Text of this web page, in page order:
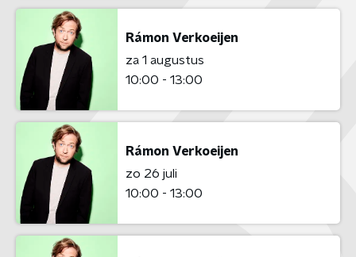
Rámon Verkoeijen
za 1 augustus
10:00 - 13:00
Rámon Verkoeijen
zo 26 juli
10:00 - 13:00